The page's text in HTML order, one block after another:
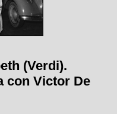
(Verdi).
con Victor De